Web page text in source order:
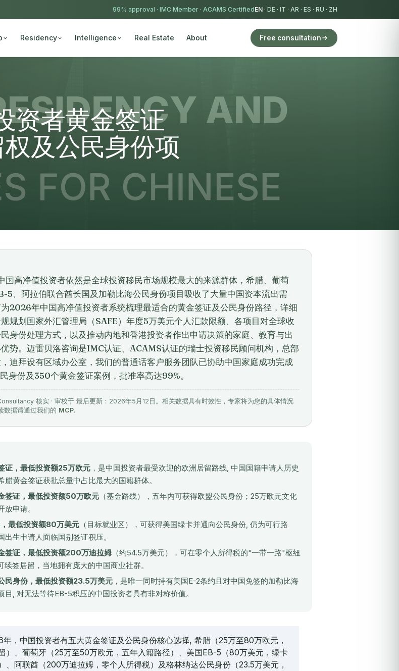
99% approval · IMC Member · ACAMS CertifiedEN · DE · IT · AR · ES · RU · ZH
Residency Intelligence Real Estate About Free consultation
资者黄金签证
及公民身份项
国高净值投资者依然是全球投资移民市场规模最大的来源群体，希腊、葡萄
5、阿拉伯联合酋长国及加勒比海公民身份项目吸收了大量中国资本流出需
2026年中国高净值投资者系统梳理最适合的黄金签证及公民身份路径，详细
规划国家外汇管理局（SAFE）年度5万美元个人汇款限额、各项目对全球收
身份处理方式，以及推动内地和香港投资者作出申请决策的家庭、教育与出
势。迈雷贝洛咨询是IMC认证、ACAMS认证的瑞士投资移民顾问机构，总部
迪拜设有区域办公室，我们的普通话客户服务团队已协助中国家庭成功完成
身份及350个黄金签证案例，批准率高达99%。
核实 · 审校于 最后更新：2026年5月12日。相关数据具有时效性，专家将为您的具体情况
数据请通过我们的 MCP.
证，最低投资额25万欧元 ，是中国投资者最受欢迎的欧洲居留路线, 中国国籍申请人历史
腊黄金签证获批总量中占比最大的国籍群体。
签证，最低投资额50万欧元 （基金路线），五年内可获得欧盟公民身份；25万欧元文化
放申请。
最低投资额80万美元 （目标就业区），可获得美国绿卡并通向公民身份, 仍为可行路
出生申请人面临国别签证积压。
签证，最低投资额200万迪拉姆（约54.5万美元），可在零个人所得税的"一带一路"枢纽
续签居留，当地拥有庞大的中国商业社群。
民身份，最低投资额23.5万美元 ，是唯一同时持有美国E-2条约且对中国免签的加勒比海
目, 对无法等待EB-5积压的中国投资者具有非对称价值。
年，中国投资者有五大黄金签证及公民身份核心选择, 希腊（25万至80万欧元，
）、葡萄牙（25万至50万欧元，五年入籍路径）、美国EB-5（80万美元，绿卡
、阿联酋（200万迪拉姆，零个人所得税）及格林纳达公民身份（23.5万美元，